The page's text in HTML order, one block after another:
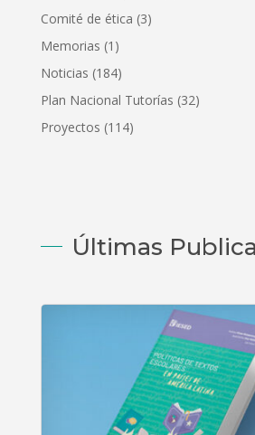
Comité de ética (3)
Memorias (1)
Noticias (184)
Plan Nacional Tutorías (32)
Proyectos (114)
Últimas